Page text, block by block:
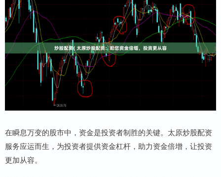
在瞬息万变的股市中，资金是投资者制胜的关键。太原炒股配资
服务应运而生，为投资者提供资金杠杆，助力资金倍增，让投资
更加从容。